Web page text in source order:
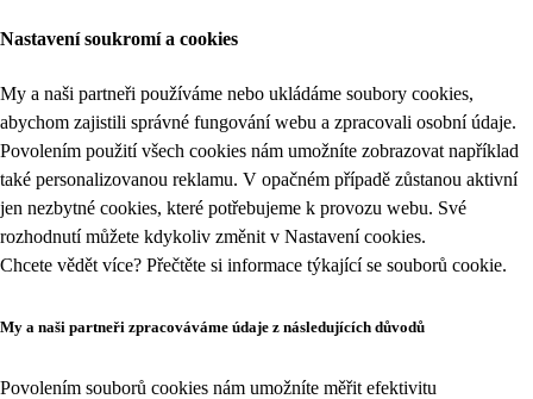
Nastavení soukromí a cookies
My a naši partneři používáme nebo ukládáme soubory cookies,
abychom zajistili správné fungování webu a zpracovali osobní údaje.
Povolením použití všech cookies nám umožníte zobrazovat například
také personalizovanou reklamu. V opačném případě zůstanou aktivní
jen nezbytné cookies, které potřebujeme k provozu webu. Své
rozhodnutí můžete kdykoliv změnit v Nastavení cookies.
Chcete vědět více? Přečtěte si informace týkající se souborů cookie.
My a naši partneři zpracováváme údaje z následujících důvodů
Povolením souborů cookies nám umožníte měřit efektivitu